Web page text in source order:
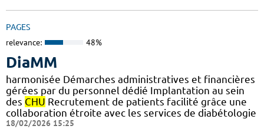
PAGES
relevance: 48%
DiaMM
harmonisée Démarches administratives et financières
gérées par du personnel dédié Implantation au sein
des CHU Recrutement de patients facilité grâce une
collaboration étroite avec les services de diabétologie
18/02/2026 15:25